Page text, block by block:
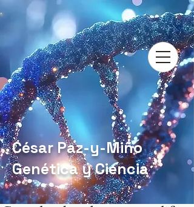
César Paz-y-Miño
Genética y Ciencia